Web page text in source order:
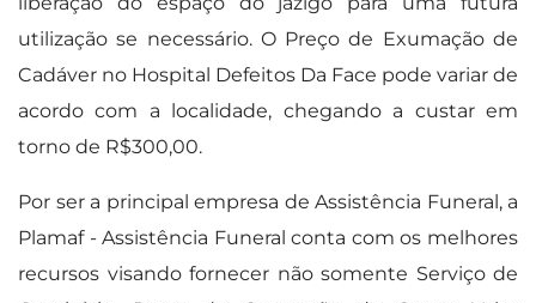
utilização se necessário. O Preço de Exumação de
Cadáver no Hospital Defeitos Da Face pode variar de
acordo com a localidade, chegando a custar em
torno de R$300,00.
Por ser a principal empresa de Assistência Funeral, a
Plamaf - Assistência Funeral conta com os melhores
recursos visando fornecer não somente Serviço de